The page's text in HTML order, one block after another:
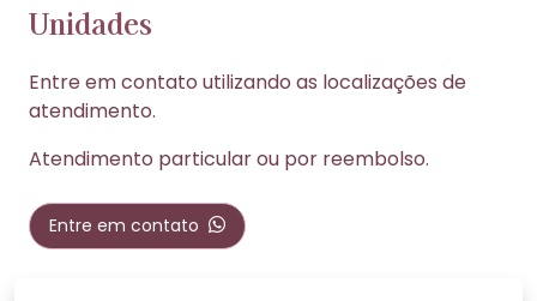
Unidades
Entre em contato utilizando as localizações de
atendimento.
Atendimento particular ou por reembolso.
Entre em contato